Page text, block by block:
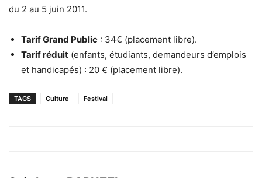
du 2 au 5 juin 2011.
Tarif Grand Public : 34€ (placement libre).
Tarif réduit (enfants, étudiants, demandeurs d’emplois
et handicapés) : 20 € (placement libre).
TAGS Culture Festival